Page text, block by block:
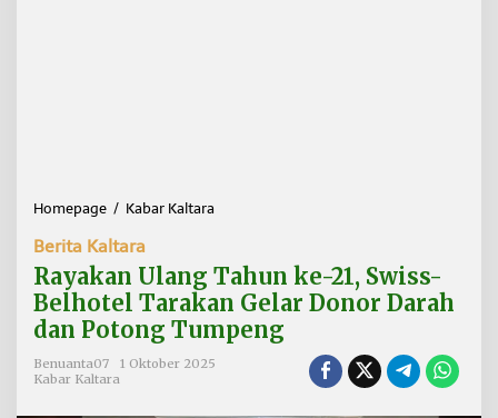
Homepage / Kabar Kaltara
a
k
a
n
Berita Kaltara
Rayakan Ulang Tahun ke-21, Swiss-
Belhotel Tarakan Gelar Donor Darah
dan Potong Tumpeng
Benuanta07
1 Oktober 2025
Kabar Kaltara